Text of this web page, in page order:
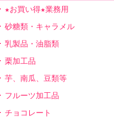
★お買い得★業務用
砂糖類・キャラメル
乳製品・油脂類
栗加工品
芋、南瓜、豆類等
フルーツ加工品
チョコレート